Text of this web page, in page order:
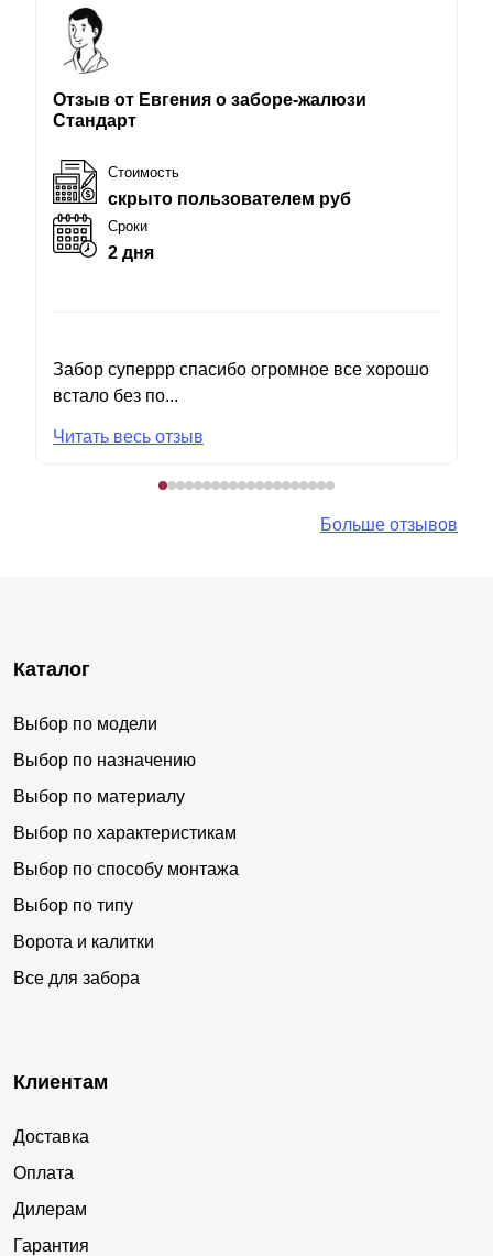
Отзыв от Евгения о заборе-жалюзи
Стандарт
Стоимость
скрыто пользователем руб
Сроки
2 дня
Забор суперрр спасибо огромное все хорошо
встало без по...
Читать весь отзыв
Больше отзывов
Каталог
Выбор по модели
Выбор по назначению
Выбор по материалу
Выбор по характеристикам
Выбор по способу монтажа
Выбор по типу
Ворота и калитки
Все для забора
Клиентам
Доставка
Оплата
Дилерам
Гарантия